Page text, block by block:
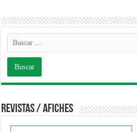
Revistas / Afiches